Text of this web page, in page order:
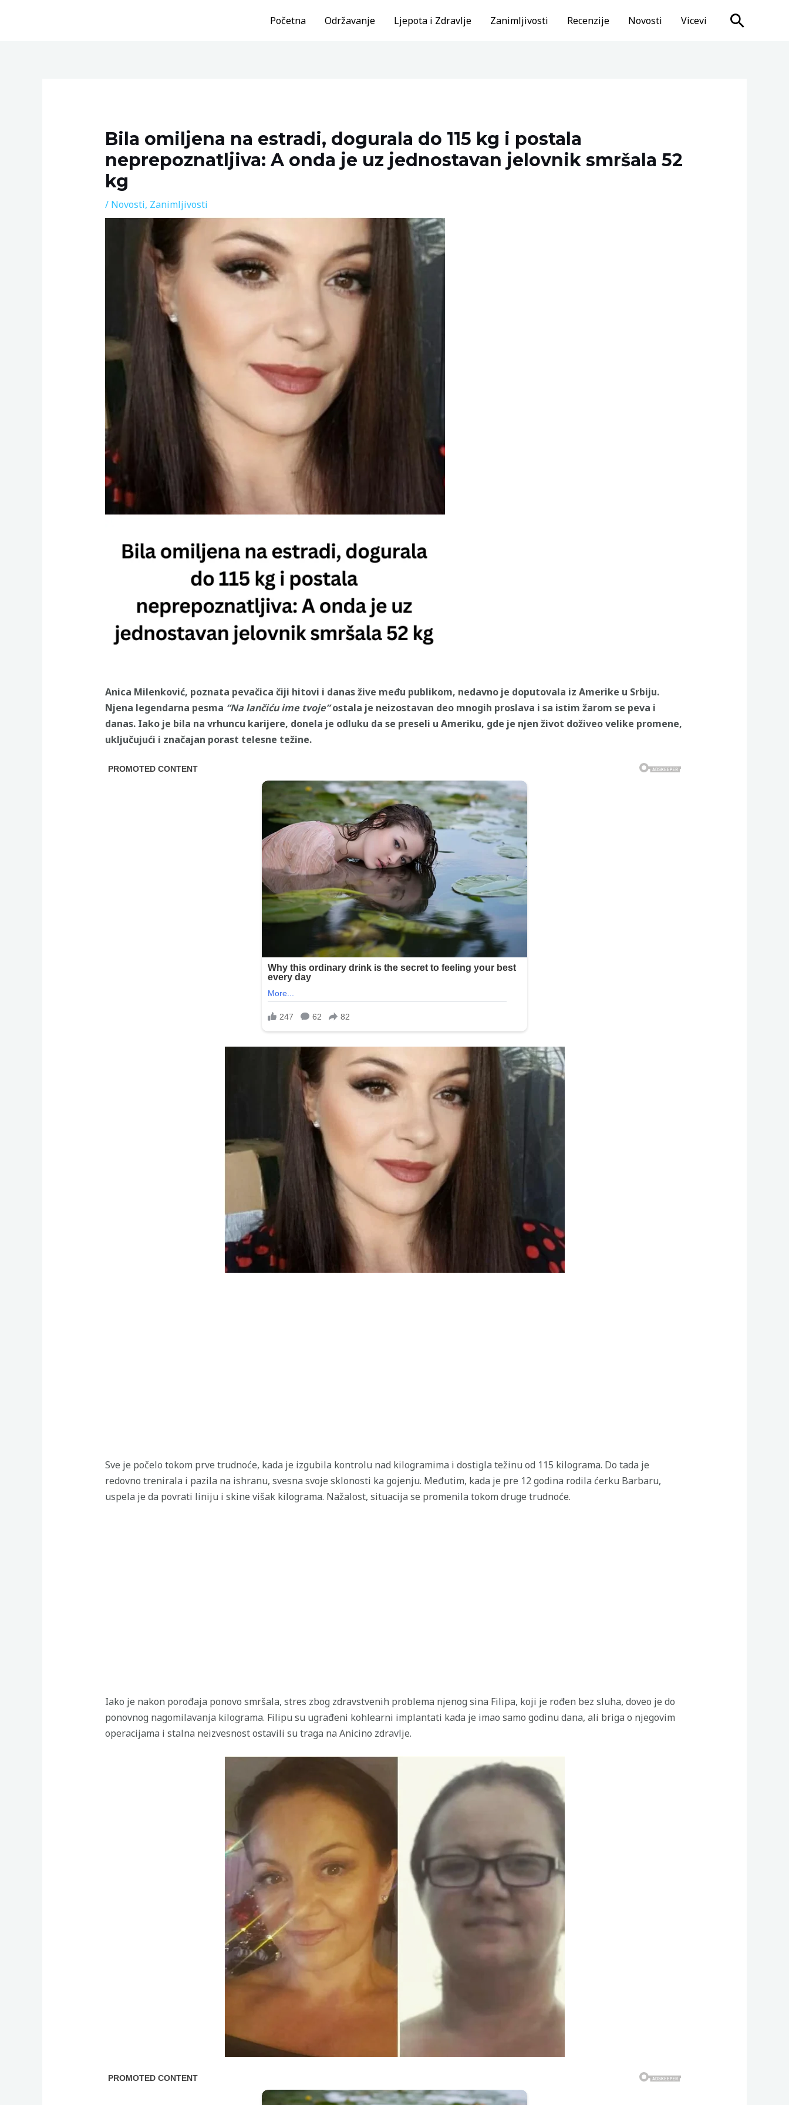
Početna Održavanje Ljepota i Zdravlje Zanimljivosti Recenzije Novosti Vicevi Search
Bila omiljena na estradi, dogurala do 115 kg i postala
neprepoznatljiva: A onda je uz jednostavan jelovnik smršala 52
kg
/ Novosti, Zanimljivosti
Anica Milenković, poznata pevačica čiji hitovi i danas žive među publikom, nedavno je doputovala iz Amerike u Srbiju.
Njena legendarna pesma “Na lančiću ime tvoje”ostala je neizostavan deo mnogih proslava i sa istim žarom se peva i
danas. Iako je bila na vrhuncu karijere, donela je odluku da se preseli u Ameriku, gde je njen život doživeo velike promene,
uključujući i značajan porast telesne težine.
Sve je počelo tokom prve trudnoće, kada je izgubila kontrolu nad kilogramima i dostigla težinu od 115 kilograma. Do tada je
redovno trenirala i pazila na ishranu, svesna svoje sklonosti ka gojenju. Međutim, kada je pre 12 godina rodila ćerku Barbaru,
uspela je da povrati liniju i skine višak kilograma. Nažalost, situacija se promenila tokom druge trudnoće.
Iako je nakon porođaja ponovo smršala, stres zbog zdravstvenih problema njenog sina Filipa, koji je rođen bez sluha, doveo je do
ponovnog nagomilavanja kilograma. Filipu su ugrađeni kohlearni implantati kada je imao samo godinu dana, ali briga o njegovim
operacijama i stalna neizvesnost ostavili su traga na Anicino zdravlje.